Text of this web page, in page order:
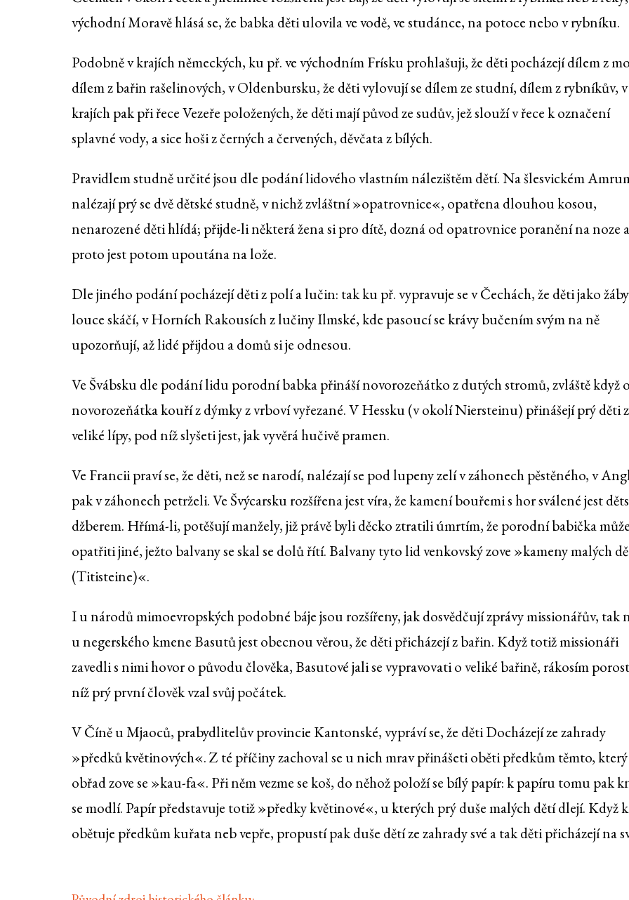
východní Moravě hlásá se, že babka děti ulovila ve vodě, ve studánce, na potoce nebo v rybníku.
Podobně v krajích německých, ku př. ve východním Frísku prohlašuji, že děti pocházejí dílem z
dílem z bařin rašelinových, v Oldenbursku, že děti vylovují se dílem ze studní, dílem z rybníkův, v
krajích pak při řece Vezeře položených, že děti mají původ ze sudův, jež slouží v řece k označení
splavné vody, a sice hoši z černých a červených, děvčata z bílých.
Pravidlem studně určité jsou dle podání lidového vlastním nálezištěm dětí. Na šlesvickém
nalézají prý se dvě dětské studně, v nichž zvláštní »opatrovnice«, opatřena dlouhou kosou,
nenarozené děti hlídá; přijde-li některá žena si pro dítě, dozná od opatrovnice poranění na noze a
proto jest potom upoutána na lože.
Dle jiného podání pocházejí děti z polí a lučin: tak ku př. vypravuje se v Čechách, že děti jako
louce skáčí, v Horních Rakousích z lučiny Ilmské, kde pasoucí se krávy bučením svým na ně
upozorňují, až lidé přijdou a domů si je odnesou.
Ve Švábsku dle podání lidu porodní babka přináší novorozeňátko z dutých stromů, zvláště když
novorozeňátka kouří z dýmky z vrboví vyřezané. V Hessku (v okolí Niersteinu) přinášejí prý děti z
veliké lípy, pod níž slyšeti jest, jak vyvěrá hučivě pramen.
Ve Francii praví se, že děti, než se narodí, nalézají se pod lupeny zelí v záhonech pěstěného, v
pak v záhonech petrželi. Ve Švýcarsku rozšířena jest víra, že kamení bouřemi s hor sválené jest
džberem. Hřímá-li, potěšují manžely, již právě byli děcko ztratili úmrtím, že porodní babička
opatřiti jiné, ježto balvany se skal se dolů řítí. Balvany tyto lid venkovský zove »kameny malých
(Titisteine)«.
I u národů mimoevropských podobné báje jsou rozšířeny, jak dosvědčují zprávy missionářův, tak
u negerského kmene Basutů jest obecnou věrou, že děti přicházejí z bařin. Když totiž missionáři
zavedli s nimi hovor o původu člověka, Basutové jali se vypravovati o veliké bařině, rákosím
níž prý první člověk vzal svůj počátek.
V Číně u Mjaoců, prabydlitelův provincie Kantonské, vypráví se, že děti Docházejí ze zahrady
»předků květinových«. Z té příčiny zachoval se u nich mrav přinášeti oběti předkům těmto, který
obřad zove se »kau-fa«. Při něm vezme se koš, do něhož položí se bílý papír: k papíru tomu pak
se modlí. Papír představuje totiž »předky květinové«, u kterých prý duše malých dětí dlejí. Když
obětuje předkům kuřata neb vepře, propustí pak duše dětí ze zahrady své a tak děti přicházejí na